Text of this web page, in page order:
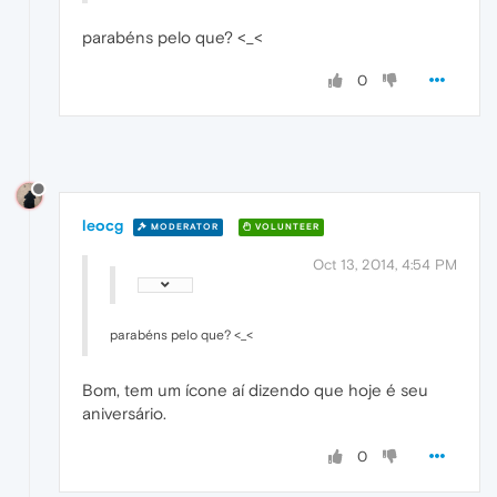
parabéns pelo que? <_<
0
leocg MODERATOR VOLUNTEER
Oct 13, 2014, 4:54 PM
parabéns pelo que? <_<
Bom, tem um ícone aí dizendo que hoje é seu
aniversário.
0